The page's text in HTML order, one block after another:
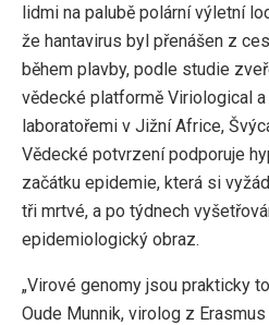
lidmi na palubě polární výletní
že hantavirus byl přenášen z
během plavby, podle studie
vědecké platformě Viriological
laboratořemi v Jižní Africe,
Vědecké potvrzení podporuje
začátku epidemie, která si
tři mrtvé, a po týdnech
epidemiologický obraz.
„Virové genomy jsou prakticky
Oude Munnik, virolog z